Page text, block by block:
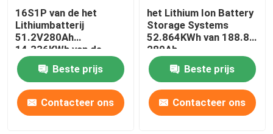
16S1P van de het
Lithiumbatterij
51.2V280Ah
14.336KWh van de
energieopslag het
Systeem van de de
Energieopslag
Beste prijs
Contacteer ons
het Lithium Ion Battery
Storage Systems
52.864KWh van 188.8V
280Ah
Beste prijs
Contacteer ons